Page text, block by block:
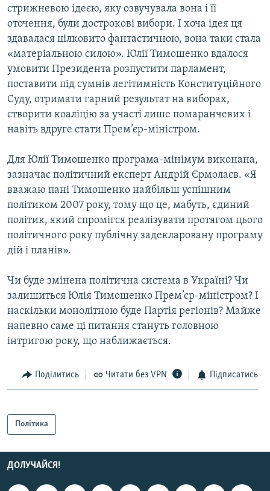
стрижневою ідеєю, яку озвучувала вона і її
оточення, були дострокові вибори. І хоча ідея ця
здавалася цілковито фантастичною, вона таки стала
«матеріальною силою». Юлії Тимошенко вдалося
умовити Президента розпустити парламент,
поставити під сумнів легітимність Конституційного
Суду, отримати гарний результат на виборах,
створити коаліцію за участі лише помаранчевих і
навіть вдруге стати Прем’єр-міністром.
Для Юлії Тимошенко програма-мінімум виконана,
зазначає політичний експерт Андрій Єрмолаєв. «Я
вважаю пані Тимошенко найбільш успішним
політиком 2007 року, тому що це, мабуть, єдиний
політик, який спромігся реалізувати протягом цього
політичного року публічну задекларовану програму
дій і планів».
Чи буде змінена політична система в Україні? Чи
залишиться Юлія Тимошенко Прем’єр-міністром? І
наскільки монолітною буде Партія регіонів? Майже
напевно саме ці питання стануть головною
інтригою року, що наближається.
Поділитись Читати без VPN Підписатись
Політика
ДОЛУЧАЙСЯ!